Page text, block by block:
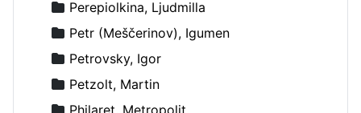
Perepiolkina, Ljudmilla
Petr (Meščerinov), Igumen
Petrovsky, Igor
Petzolt, Martin
Philaret, Metropolit